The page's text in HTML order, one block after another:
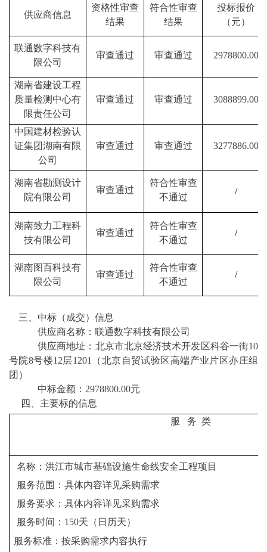
供应商信息
资格性审查
结果
符合性审查
结果
投标报价
（元）
联通数字科技有
限公司
审查通过 审查通过 2978800.00
湖南省建设工程
质量检测中心有
限责任公司
审查通过 审查通过 3088899.00
中国建材检验认
证集团湖南有限
公司
审查通过 审查通过 3277886.00
湖南省勘测设计
院有限公司
审查通过
符合性审查
不通过
/
湖南致力工程科
技有限公司
审查通过
符合性审查
不通过
/
湖南图百科技有
限公司
审查通过
符合性审查
不通过
/
三、中标（成交）信息
供应商名称：联通数字科技有限公司
供应商地址：北京市北京经济技术开发区科谷一街10
号院8号楼12层1201（北京自贸试验区高端产业片区亦庄组
团）
中标金额： 2978800.00元
四、主要标的信息
服
务 类
名称：洪江市城市基础设施生命线安全工程项目
服务范围：具体内容详见采购需求
服务要求：具体内容详见采购需求
服务时间： 150天（日历天）
服务标准：按采购需求内容执行